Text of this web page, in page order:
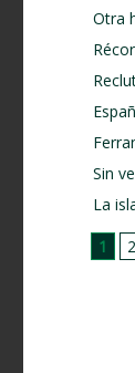
Otra
Sin
La
1
2